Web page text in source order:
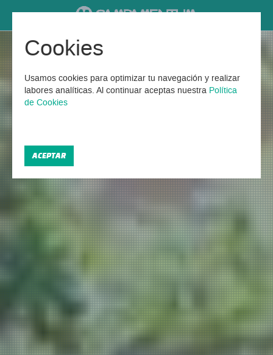
Cookies
Usamos cookies para optimizar tu navegación y realizar
labores analíticas. Al continuar aceptas nuestra Política
de Cookies
ACEPTAR